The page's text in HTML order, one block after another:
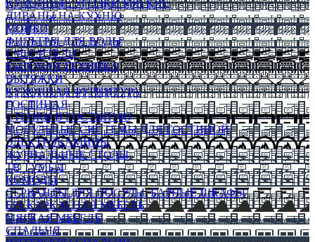
КУХОННЫЕ УГОЛКИ МЯГКИЕ
ДИВАНЫ НА КУХНЮ
МОЙКИ
ФИЛЬТРЫ ДЛЯ ВОДЫ
СМЕСИТЕЛИ
БЫТОВАЯ ТЕХНИКА
ВЫТЯЖКИ
КУХОННАЯ ФУРНИТУРА
ГОСТИНАЯ
СТЕНКИ В ГОСТИНУЮ
МОДУЛЬНЫЕ СИСТЕМЫ ДЛЯ ГОСТИНОЙ
ЭЛЕКТРОКАМИНЫ
ЖУРНАЛЬНЫЕ СТОЛЫ
ТВ ТУМБЫ
КОМОДЫ
СЕРВАНТЫ ДЛЯ ПОСУДЫ, БАРНЫЕ ШКАФЫ
БЕСКАРКАСНАЯ МЕБЕЛЬ
МЯГКАЯ МЕБЕЛЬ
СПАЛЬНЯ